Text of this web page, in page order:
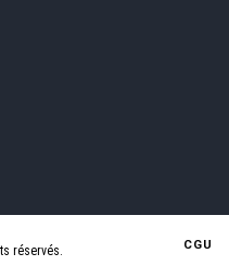
réservés. CGU